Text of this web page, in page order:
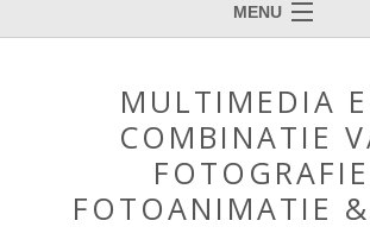
MENU
Portfolio Fotografie
Reviews
MULTIMEDIA
COMBINATIE
FOTOANIMATIE